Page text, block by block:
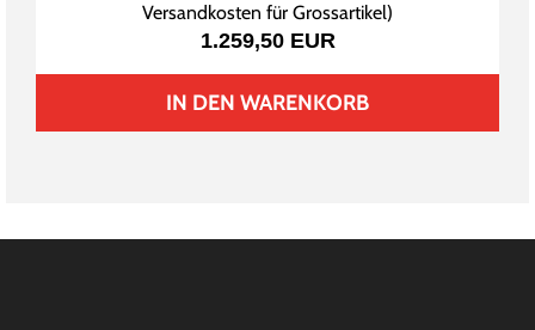
Versandkosten für Grossartikel)
1.259,50 EUR
IN DEN WARENKORB